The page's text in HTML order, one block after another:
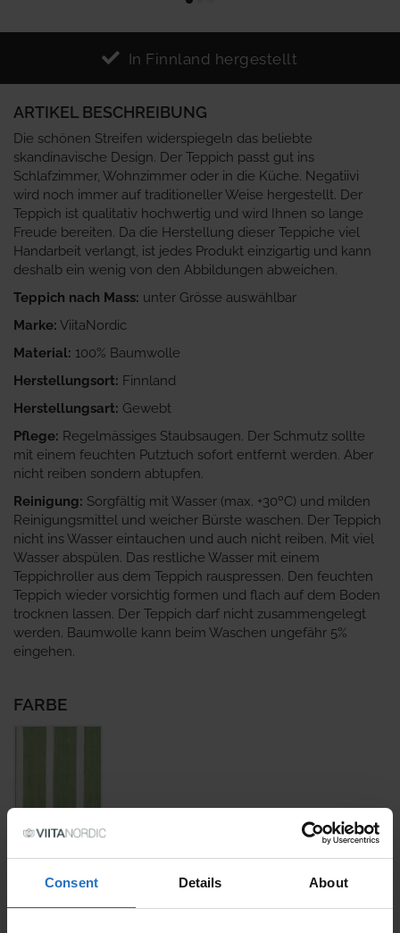
Consent Details About
In Finnland hergestellt
ARTIKEL BESCHREIBUNG
Die schönen Streifen widerspiegeln das beliebte
skandinavische Design. Der Teppich passt gut ins
Schlafzimmer, Wohnzimmer oder in die Küche. Negatiivi
wird noch immer auf traditioneller Weise hergestellt. Der
Teppich ist qualitativ hochwertig und wird Ihnen so lange
Freude bereiten. Da die Herstellung dieser Teppiche viel
Handarbeit verlangt, ist jedes Produkt einzigartig und kann
deshalb ein wenig von den Abbildungen abweichen.
Teppich nach Mass: unter Grösse auswählbar
Marke: ViitaNordic
Material: 100% Baumwolle
Herstellungsort: Finnland
Herstellungsart: Gewebt
Pflege: Regelmässiges Staubsaugen. Der Schmutz sollte
mit einem feuchten Putztuch sofort entfernt werden. Aber
nicht reiben sondern abtupfen.
Reinigung: Sorgfältig mit Wasser (max. +30ºC) und milden
Reinigungsmittel und weicher Bürste waschen. Der Teppich
nicht ins Wasser eintauchen und auch nicht reiben. Mit viel
Wasser abspülen. Das restliche Wasser mit einem
Teppichroller aus dem Teppich rauspressen. Den feuchten
Teppich wieder vorsichtig formen und flach auf dem Boden
trocknen lassen. Der Teppich darf nicht zusammengelegt
werden. Baumwolle kann beim Waschen ungefähr 5%
eingehen.
FARBE
Weiss-Grün
GRÖSSE